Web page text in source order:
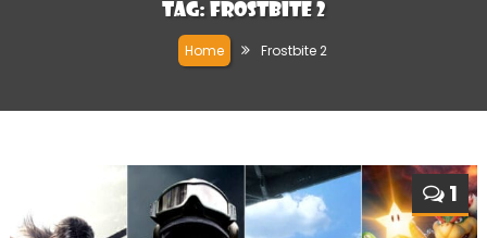
Tag: Frostbite 2
Home Frostbite 2
1